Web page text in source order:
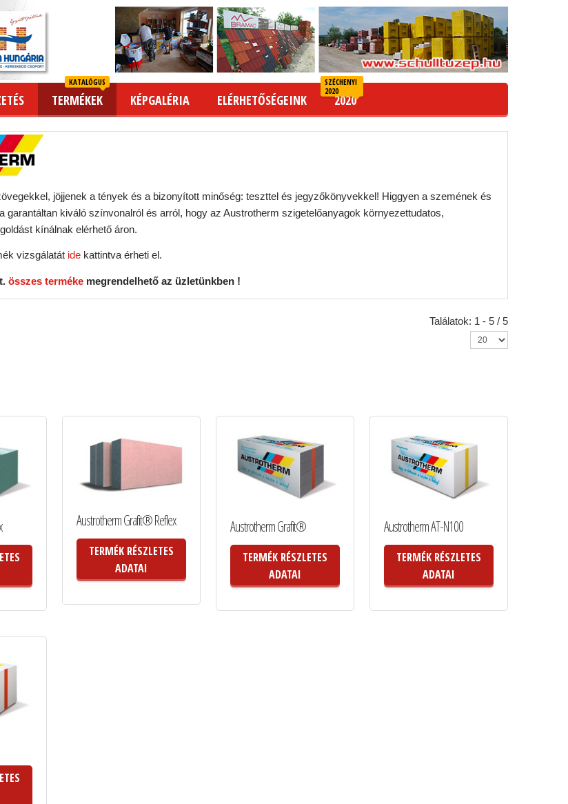
TERMÉKEK
KATALÓGUS
KÉPGALÉRIA ELÉRHETŐSÉGEINK 2020
SZÉCHENYI
2020
jöjjenek a tények és a bizonyított minőség: teszttel és jegyzőkönyvekkel! Higgyen a szemének és
garantáltan kiváló színvonalról és arról, hogy az Austrotherm szigetelőanyagok környezettudatos,
kínálnak elérhető áron.
vizsgálatát ide kattintva érheti el.
összes terméke megrendelhető az üzletünkben !
Találatok: 1 - 5 / 5
Austrotherm Grafit® Reflex
TERMÉK RÉSZLETES
ADATAI
Austrotherm Grafit®
TERMÉK RÉSZLETES
ADATAI
Austrotherm AT-N100
TERMÉK RÉSZLETES
ADATAI